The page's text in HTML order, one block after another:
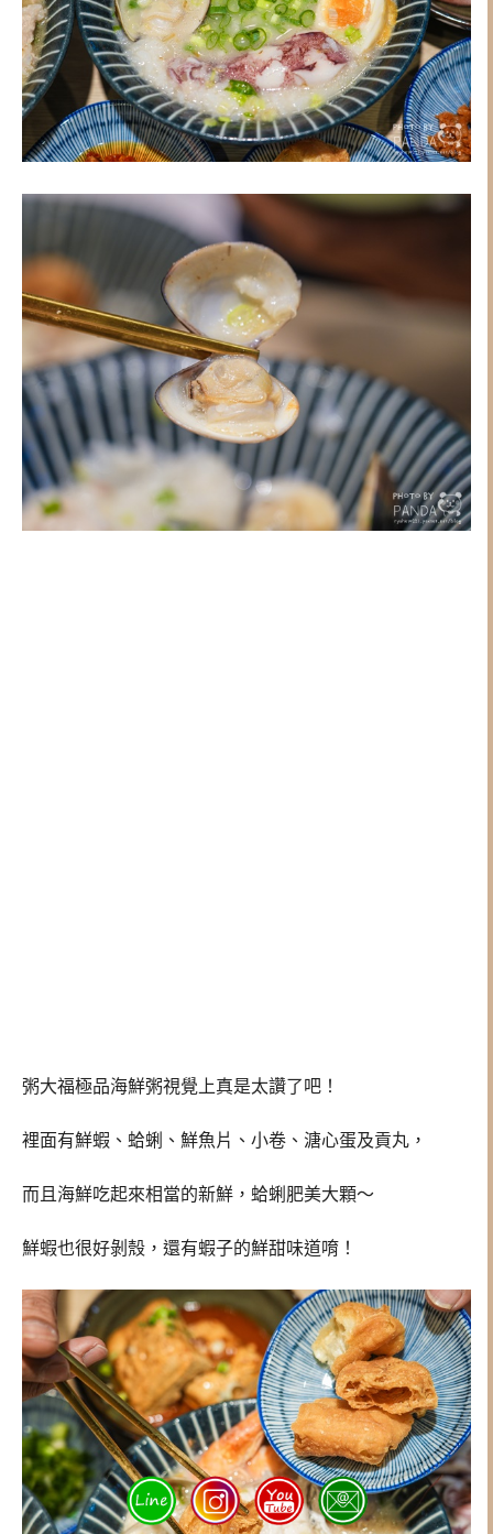
粥大福極品海鮮粥視覺上真是太讚了吧！
裡面有鮮蝦、蛤蜊、鮮魚片、小卷、溏心蛋及貢丸，
而且海鮮吃起來相當的新鮮，蛤蜊肥美大顆～
鮮蝦也很好剝殼，還有蝦子的鮮甜味道唷！